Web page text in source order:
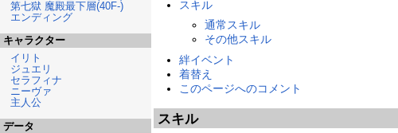
スキル
通常スキル
その他スキル
絆イベント
着替え
このページへのコメント
スキル
第七獄 魔殿最下層(40F-)
エンディング
キャラクター
イリト
ジュエリ
セラフィナ
ニーヴァ
主人公
データ